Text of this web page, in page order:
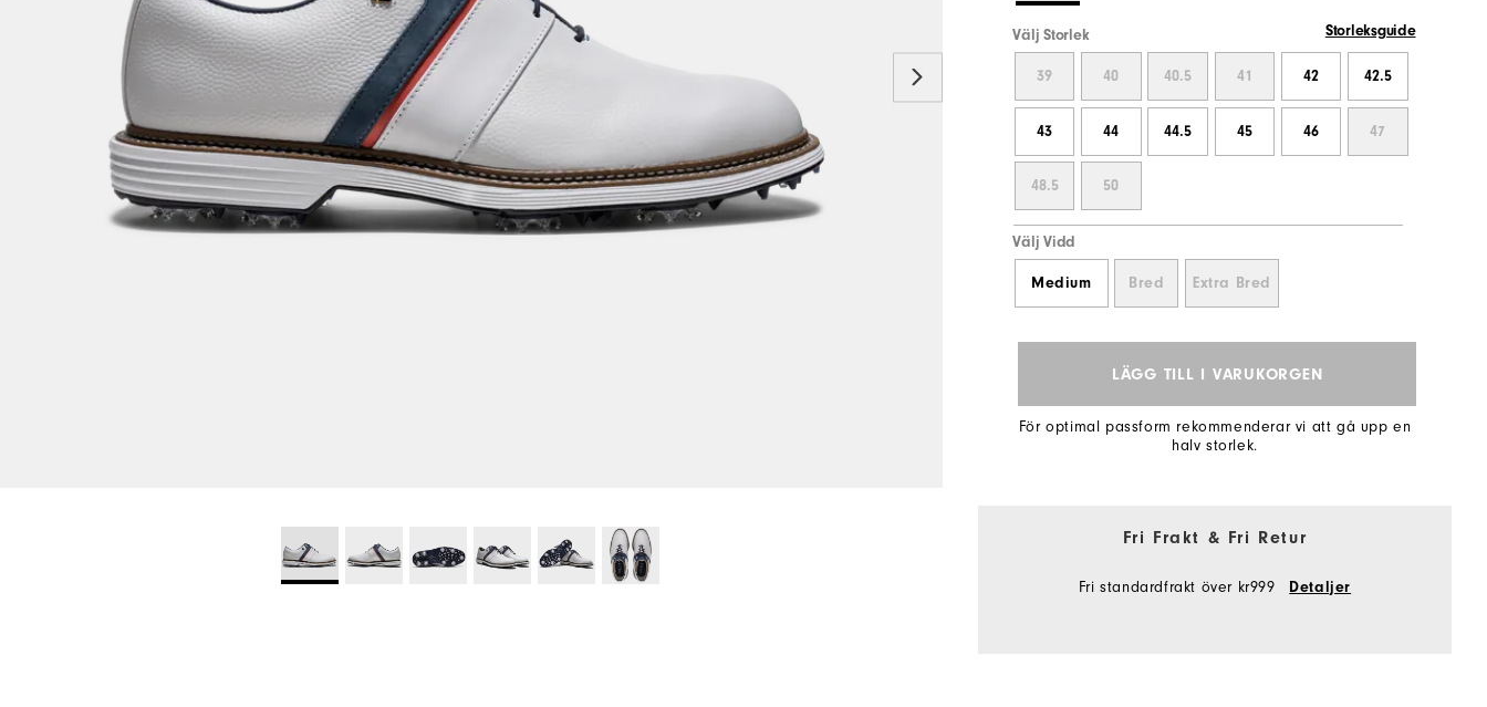
Välj Storlek Storleksguide
39 40 40.5 41 42 42.5
43 44 44.5 45 46 47
48.5 50
Välj Vidd
Medium Bred Extra Bred
LÄGG TILL I VARUKORGEN
För optimal passform rekommenderar vi att gå upp en
halv storlek.
Fri Frakt & Fri Retur
Fri standardfrakt över kr999 Detaljer